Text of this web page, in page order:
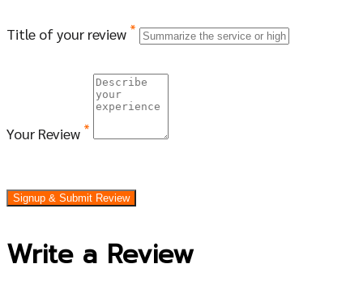
Title of your review *
Your Review *
Signup & Submit Review
Write a Review